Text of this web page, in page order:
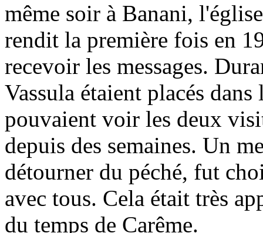
même soir à Banani,
rendit la première fois en
recevoir les messages.
Vassula étaient placés
pouvaient voir les deux
depuis des semaines. Un
détourner du péché, fut
avec tous. Cela était très
du temps de Carême.